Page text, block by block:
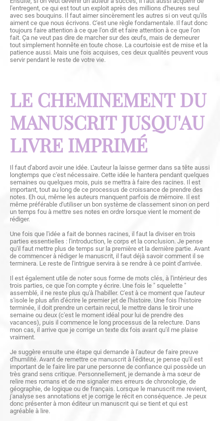
l'entregent, ce qui est tout un exploit après des millions d'heures seul
avec ses bouquins. Il faut aimer sincèrement les autres si on veut qu'ils
aiment ce que nous écrivons. C'est une règle fondamentale. Il faut donc
toujours faire attention à ce que l'on dit et faire attention à ce que l'on
fait. Ça ne veut pas dire de marcher sur des œufs, mais de demeurer
tout simplement honnête en toute chose. La courtoisie est de mise et la
patience aussi. Mais une fois acquises, ces deux qualités peuvent vous
servir pendant le reste de votre vie.
LE CHEMINEMENT DU
MANUSCRIT JUSQU'AU
LIVRE IMPRIMÉ
Il faut d'abord avoir une idée. L'auteur la laisse germer dans sa tête aussi
longtemps que c'est nécessaire. Cette idée le hantera pendant quelques
semaines ou quelques mois, puis se mettra à faire des racines. Il est
important, tout au long de ce processus de croissance de prendre des
notes. Eh oui, même les auteurs manquent parfois de mémoire. Il est
même préférable d'utiliser un bon système de classement sinon on perd
un temps fou à mettre ses notes en ordre lorsque vient le moment de
rédiger.
Une fois que l'idée a fait de bonnes racines, il faut la diviser en trois
parties essentielles : l'introduction, le corps et la conclusion. Je pense
qu'il faut mettre plus de temps sur la première et la dernière partie. Avant
de commencer à rédiger le manuscrit, il faut déjà savoir comment il se
terminera. Le reste de l'intrigue servira à se rendre à ce point d'arrivée.
Il est également utile de noter sous forme de mots clés, à l'intérieur des
trois parties, ce que l'on compte y écrire. Une fois le " squelette "
assemblé, il ne reste plus qu'à l'habiller. C'est à ce moment que l'auteur
s'isole le plus afin d'écrire le premier jet de l'histoire. Une fois l'histoire
terminée, il doit prendre un certain recul, le mettre dans le tiroir une
semaine ou deux (c'est le moment idéal pour lui de prendre des
vacances), puis il commence le long processus de la relecture. Dans
mon cas, il arrive que je corrige un texte dix fois avant qu'il me plaise
vraiment.
Je suggère ensuite une étape qui demande à l'auteur de faire preuve
d'humilité. Avant de remettre ce manuscrit à l'éditeur, je pense qu'il est
important de le faire lire par une personne de confiance qui possède un
très grand sens critique. Personnellement, je demande à ma sœur de
relire mes romans et de me signaler mes erreurs de chronologie, de
géographie, de logique ou de français. Lorsque le manuscrit me revient,
j'analyse ses annotations et je corrige le récit en conséquence. Je peux
donc présenter à mon éditeur un manuscrit qui se tient et qui est
agréable à lire.